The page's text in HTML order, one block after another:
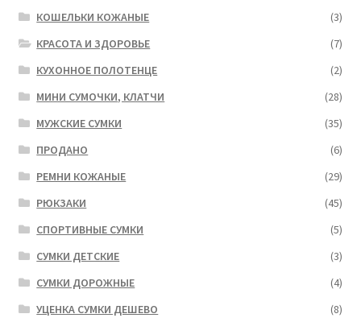
КОШЕЛЬКИ КОЖАНЫЕ
(3)
КРАСОТА И ЗДОРОВЬЕ
(7)
КУХОННОЕ ПОЛОТЕНЦЕ
(2)
МИНИ СУМОЧКИ, КЛАТЧИ
(28)
МУЖСКИЕ СУМКИ
(35)
ПРОДАНО
(6)
РЕМНИ КОЖАНЫЕ
(29)
РЮКЗАКИ
(45)
СПОРТИВНЫЕ СУМКИ
(5)
СУМКИ ДЕТСКИЕ
(3)
СУМКИ ДОРОЖНЫЕ
(4)
УЦЕНКА СУМКИ ДЕШЕВО
(8)